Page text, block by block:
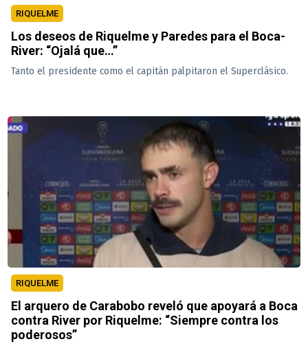
RIQUELME
Los deseos de Riquelme y Paredes para el Boca-
River: “Ojalá que…”
Tanto el presidente como el capitán palpitaron el Superclásico.
RIQUELME
El arquero de Carabobo reveló que apoyará a Boca
contra River por Riquelme: “Siempre contra los
poderosos”